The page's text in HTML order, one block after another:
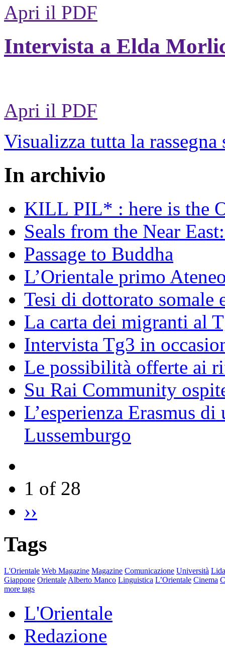
Apri il PDF
Intervista a Elda
Apri il PDF
Visualizza tutta la rassegna
In archivio
KILL PIL* : here is the
Seals from the Near
Passage to Buddha
L’Orientale primo
Tesi di dottorato somale
La carta dei migranti al
Intervista Tg3 in
Le possibilità offerte ai
Su Rai Community
L’esperienza Erasmus
Lussemburgo
1 of 28
››
Tags
L'Orientale Web Magazine Magazine Comunicazione Università
Giappone Orientale Alberto Manco Linguistica L’Orientale Cinema
more tags
L'Orientale
Redazione